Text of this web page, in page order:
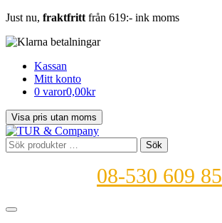
Just nu, fraktfritt från 619:- ink moms
Kassan
Mitt konto
0 varor0,00kr
Sök
efter:
Sök
08-530 609 85